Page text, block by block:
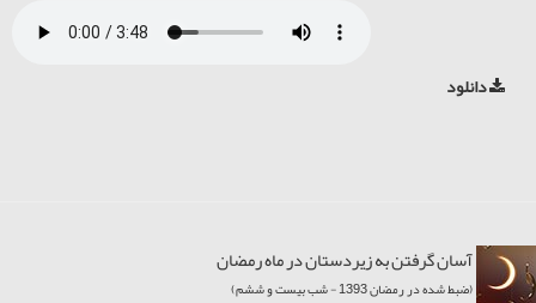
دانلود
آسان گرفتن به زیردستان در ماه رمضان
(ضبط شده در رمضان 1393 - شب بیست و ششم)